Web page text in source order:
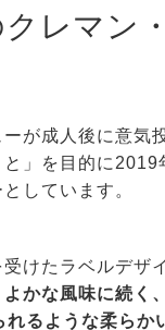
レマン
が成人後に意気
」を目的に2019
しています。
けたラベルデザ
よかな風味に続く
れるような柔らか